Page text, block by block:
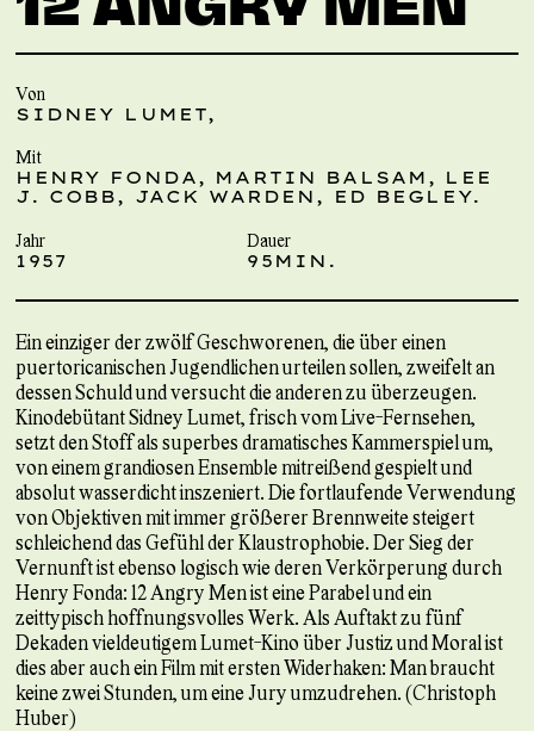
Von
SIDNEY LUMET,
Mit
HENRY FONDA, MARTIN BALSAM, LEE
J. COBB, JACK WARDEN, ED BEGLEY.
Jahr
1957
Dauer
95MIN.
Ein einziger der zwölf Geschworenen, die über einen
puertoricanischen Jugendlichen urteilen sollen, zweifelt an
dessen Schuld und versucht die anderen zu überzeugen.
Kinodebütant Sidney Lumet, frisch vom Live-Fernsehen,
setzt den Stoff als superbes dramatisches Kammerspiel um,
von einem grandiosen Ensemble mitreißend gespielt und
absolut wasserdicht inszeniert. Die fortlaufende Verwendung
von Objektiven mit immer größerer Brennweite steigert
schleichend das Gefühl der Klaustrophobie. Der Sieg der
Vernunft ist ebenso logisch wie deren Verkörperung durch
Henry Fonda: 12 Angry Men ist eine Parabel und ein
zeittypisch hoffnungsvolles Werk. Als Auftakt zu fünf
Dekaden vieldeutigem Lumet-Kino über Justiz und Moral ist
dies aber auch ein Film mit ersten Widerhaken: Man braucht
keine zwei Stunden, um eine Jury umzudrehen. (Christoph
Huber)